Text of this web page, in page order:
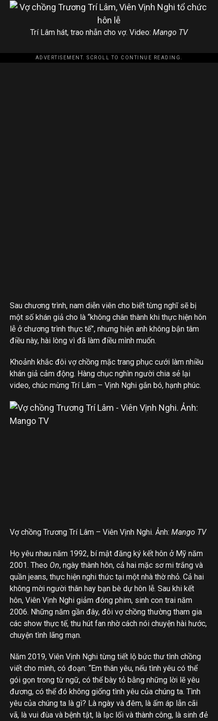
Trí Lâm hát, trao nhẫn cho vợ. Video: Mango TV
ADVERTISEMENT. SCROLL TO CONTINUE READING.
Sau chương trình, nam diễn viên cho biết từng nghĩ sẽ bị
một số khán giả cho là “không chân thành khi thực hiện hôn
lễ ở chương trình thực tế”, nhưng hiện anh không bận tâm
điều này, hài lòng vì đã làm điều mình muốn.
Khoảnh khắc đôi vợ chồng mặc trang phục cưới làm nhiều
khán giả cảm động. Hàng chục nghìn người chia sẻ lại
video, chúc mừng Trí Lâm – Vịnh Nghi gắn bó, hạnh phúc.
Vợ chồng Trương Trí Lâm – Viên Vịnh Nghi. Ảnh: Mango TV
Họ yêu nhau năm 1992, bí mật đăng ký kết hôn ở Mỹ năm
2001. Theo On, ngày thành hôn, cả hai mặc sơ mi trắng và
quần jeans, thực hiện nghi thức tại một nhà thờ nhỏ. Cả hai
không mời người thân hay bạn bè dự hôn lễ. Sau khi kết
hôn, Viên Vịnh Nghi giảm đóng phim, sinh con trai năm
2006. Những năm gần đây, đôi vợ chồng thường tham gia
các show thực tế, thu hút fan nhờ cách nói chuyện hài hước,
chuyện tình lãng mạn.
Năm 2019, Viên Vịnh Nghi từng tiết lộ bức thư tình chồng
viết cho mình, có đoạn: “Em thân yêu, nếu tình yêu có thể
gói gọn trong từ ngữ, có thể bày tỏ bằng những lời lẽ yêu
đương, có thể đó không giống tình yêu của chúng ta. Tình
yêu của chúng ta là gì? Là ngày và đêm, là ấm áp lẫn cãi
vã, là vui đùa và bệnh tật, là lạc lối và thành công, là sinh đẻ